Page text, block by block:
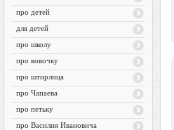
про детей
для детей
про школу
про вовочку
про штирлица
про Чапаева
про петьку
про Василия Ивановича